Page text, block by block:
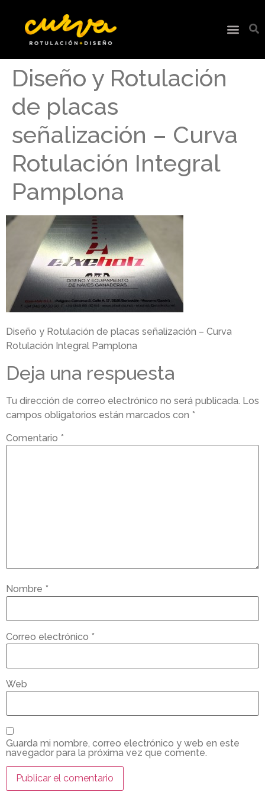
Diseño y Rotulación
de placas
señalización – Curva
Rotulación Integral
Pamplona
Diseño y Rotulación de placas señalización – Curva
Rotulación Integral Pamplona
Deja una respuesta
Tu dirección de correo electrónico no será publicada. Los
campos obligatorios están marcados con *
Comentario *
Nombre *
Correo electrónico *
Web
Guarda mi nombre, correo electrónico y web en este
navegador para la próxima vez que comente.